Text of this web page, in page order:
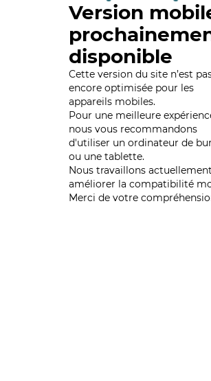
Version
disponible
Cette version du site n’est
encore optimisée pour les
appareils mobiles.
Pour une meilleure
nous vous recommandons
d'utiliser un ordinateur de
ou une tablette.
Nous travaillons
améliorer la compatibilité
Merci de votre